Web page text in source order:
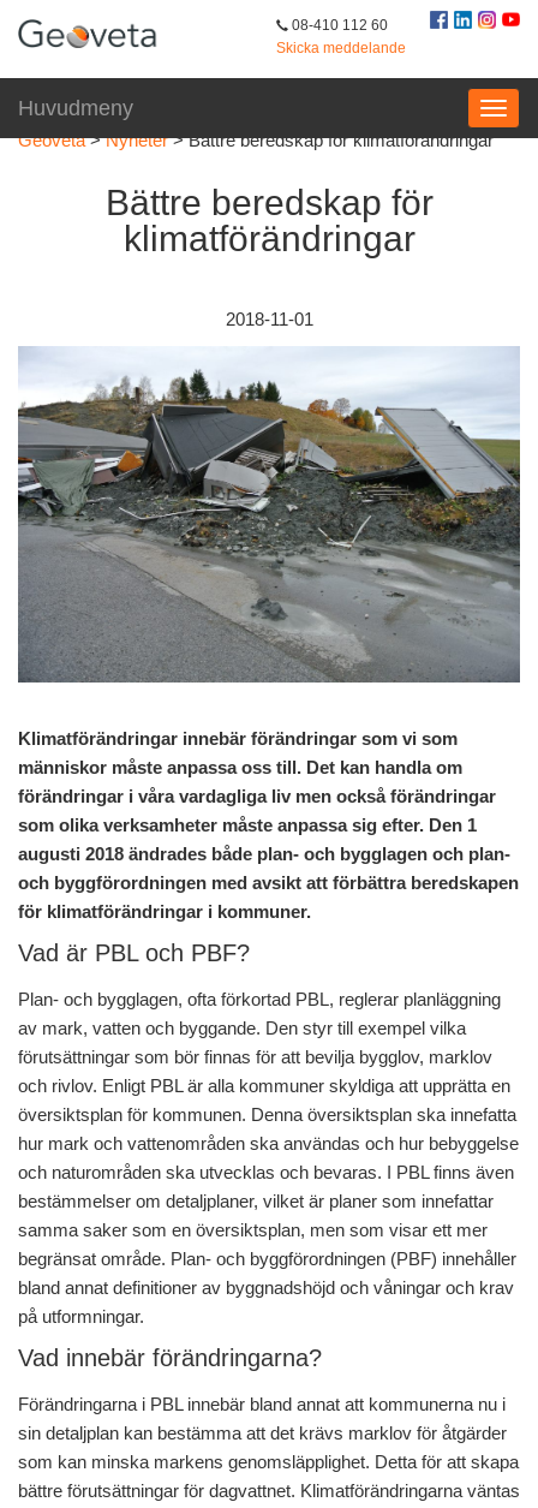
08-410 112 60
Skicka meddelande
Huvudmeny
Geoveta>Nyheter>Bättre beredskap för klimatförändringar
Bättre beredskap för
klimatförändringar
2018-11-01
Klimatförändringar innebär förändringar som vi som
människor måste anpassa oss till. Det kan handla om
förändringar i våra vardagliga liv men också förändringar
som olika verksamheter måste anpassa sig efter. Den 1
augusti 2018 ändrades både plan- och bygglagen och plan-
och byggförordningen med avsikt att förbättra beredskapen
för klimatförändringar i kommuner.
Vad är PBL och PBF?
Plan- och bygglagen, ofta förkortad PBL, reglerar planläggning
av mark, vatten och byggande. Den styr till exempel vilka
förutsättningar som bör finnas för att bevilja bygglov, marklov
och rivlov. Enligt PBL är alla kommuner skyldiga att upprätta en
översiktsplan för kommunen. Denna översiktsplan ska innefatta
hur mark och vattenområden ska användas och hur bebyggelse
och naturområden ska utvecklas och bevaras. I PBL finns även
bestämmelser om detaljplaner, vilket är planer som innefattar
samma saker som en översiktsplan, men som visar ett mer
begränsat område. Plan- och byggförordningen (PBF) innehåller
bland annat definitioner av byggnadshöjd och våningar och krav
på utformningar.
Vad innebär förändringarna?
Förändringarna i PBL innebär bland annat att kommunerna nu i
sin detaljplan kan bestämma att det krävs marklov för åtgärder
som kan minska markens genomsläpplighet. Detta för att skapa
bättre förutsättningar för dagvattnet. Klimatförändringarna väntas